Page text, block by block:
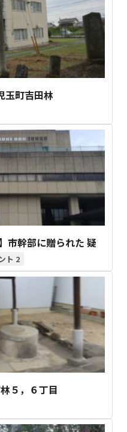
玉町吉田林
市幹部に贈られた 疑
2
５，６丁目